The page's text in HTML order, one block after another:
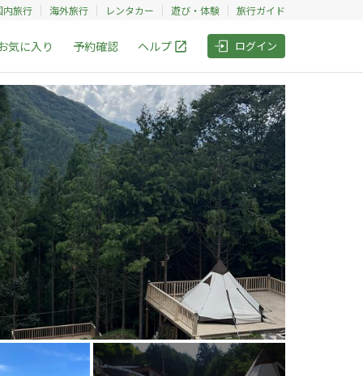
内旅行 海外旅行 レンタカー 遊び・体験 旅行ガイド
気に入り 予約確認 ヘルプ ログイン